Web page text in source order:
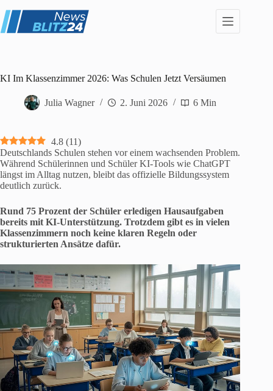
Inhalt
springen
KI Im Klassenzimmer 2026: Was Schulen Jetzt Versäumen
Julia Wagner 2. Juni 2026 6 Min
4.8 (11)
Deutschlands Schulen stehen vor einem wachsenden Problem.
Während Schülerinnen und Schüler KI-Tools wie ChatGPT
längst im Alltag nutzen, bleibt das offizielle Bildungssystem
deutlich zurück.
Rund 75 Prozent der Schüler erledigen Hausaufgaben
bereits mit KI-Unterstützung. Trotzdem gibt es in vielen
Klassenzimmern noch keine klaren Regeln oder
strukturierten Ansätze dafür.